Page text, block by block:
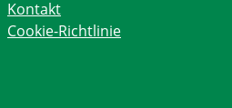
Kontakt
Cookie-Richtlinie